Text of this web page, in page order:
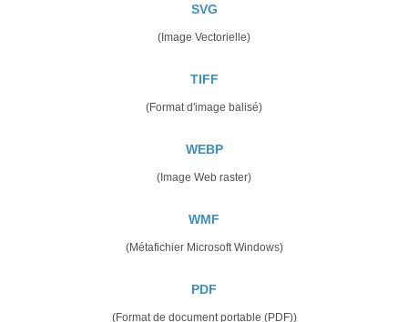
SVG
(Image Vectorielle)
TIFF
(Format d'image balisé)
WEBP
(Image Web raster)
WMF
(Métafichier Microsoft Windows)
PDF
(Format de document portable (PDF))